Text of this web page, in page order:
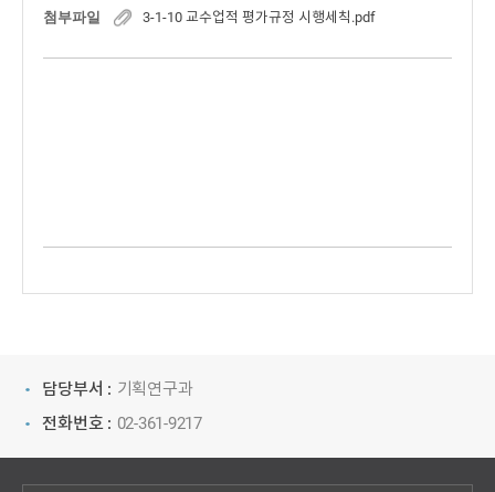
첨부파일 3-1-10 교수업적 평가규정 시행세칙.pdf
담당부서 : 기획연구과
전화번호 : 02-361-9217